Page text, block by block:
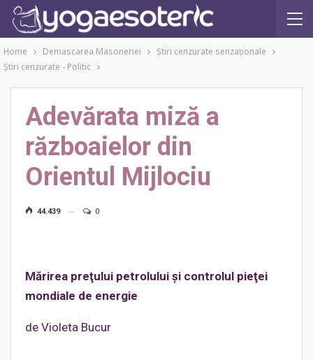
Home Demascarea Masoneriei
Ştiri cenzurate senzaţionale
Ştiri cenzurate - Politic
Adevărata miză a
războaielor din
Orientul Mijlociu
44.439 0
Mărirea preţului petrolului şi controlul pieţei
mondiale de energie
de Violeta Bucur